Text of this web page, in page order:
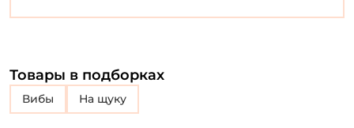
Товары в подборках
Вибы на щуку